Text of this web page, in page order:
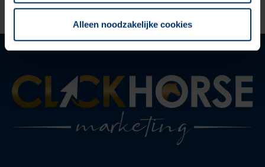
Alleen noodzakelijke cookies
vinden voor jouw bedrijf, is het belangrijk dat je weet waar je
voor staat. Dat is wanneer branding in beeld komt!